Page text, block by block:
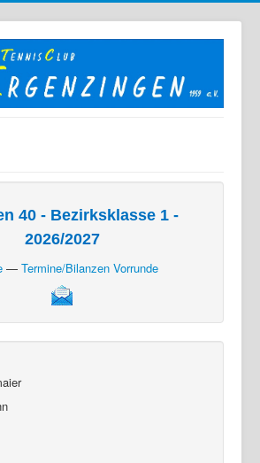
40 - Bezirksklasse 1 -
2026/2027
— Termine/Bilanzen Vorrunde